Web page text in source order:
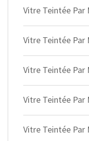
Vitre Teintée Par
Vitre Teintée Par
Vitre Teintée Par
Vitre Teintée Par
Vitre Teintée Par